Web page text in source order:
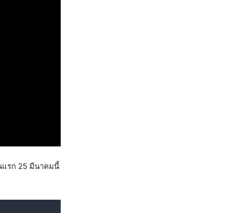
แรก 25 มีนาคมนี้